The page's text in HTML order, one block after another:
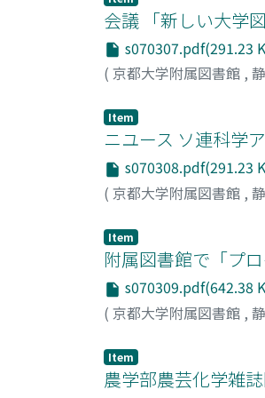
会議 「新しい大学
s070307.pdf(291.23
( 京都大学附属図書館 ,
Item
ニユース ソ連科学
s070308.pdf(291.23
( 京都大学附属図書館 ,
Item
附属図書館で「プ
s070309.pdf(642.38
( 京都大学附属図書館 ,
Item
農学部農芸化学雑